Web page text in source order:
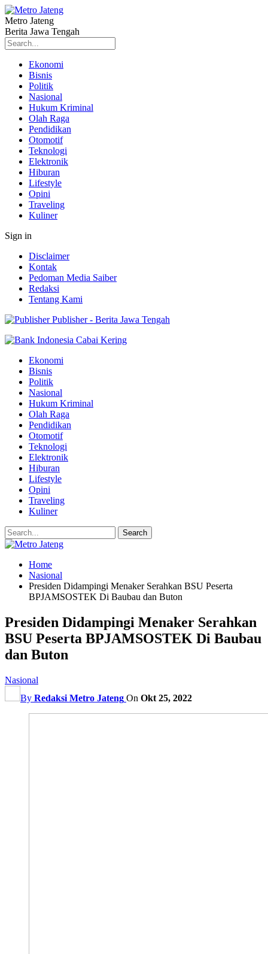
Metro Jateng
Berita Jawa Tengah
Ekonomi
Bisnis
Politik
Nasional
Hukum Kriminal
Olah Raga
Pendidikan
Otomotif
Teknologi
Elektronik
Hiburan
Lifestyle
Opini
Traveling
Kuliner
Sign in
Disclaimer
Kontak
Pedoman Media Saiber
Redaksi
Tentang Kami
Publisher - Berita Jawa Tengah
Ekonomi
Bisnis
Politik
Nasional
Hukum Kriminal
Olah Raga
Pendidikan
Otomotif
Teknologi
Elektronik
Hiburan
Lifestyle
Opini
Traveling
Kuliner
Home
Nasional
Presiden Didampingi Menaker Serahkan BSU Peserta
BPJAMSOSTEK Di Baubau dan Buton
Presiden Didampingi Menaker Serahkan
BSU Peserta BPJAMSOSTEK Di Baubau
dan Buton
Nasional
By Redaksi Metro Jateng On Okt 25, 2022